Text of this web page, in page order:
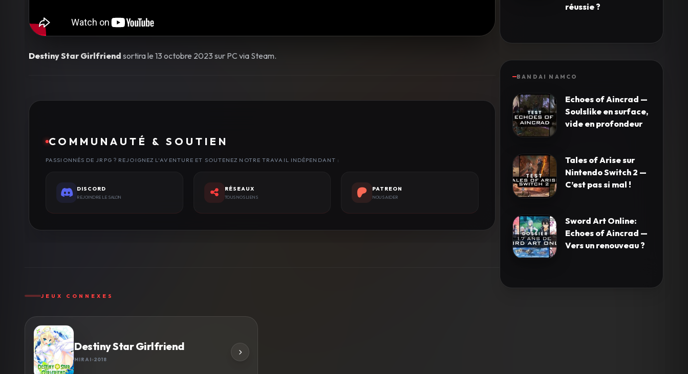
Destiny Star Girlfriend sortira le 13 octobre 2023 sur PC via Steam.
COMMUNAUTÉ & SOUTIEN
PASSIONNÉS DE JRPG ? REJOIGNEZ L'AVENTURE ET SOUTENEZ NOTRE TRAVAIL INDÉPENDANT :
DISCORD
REJOINDRE LE SALON
RÉSEAUX
TOUS NOS LIENS
PATREON
NOUS AIDER
JEUX CONNEXES
Destiny Star Girlfriend
MIRAI 2018
réussie ?
BANDAI NAMCO
Echoes of Aincrad —
Soulslike en surface,
vide en profondeur
Tales of Arise sur
Nintendo Switch 2 —
C’est pas si mal !
Sword Art Online:
Echoes of Aincrad —
Vers un renouveau ?